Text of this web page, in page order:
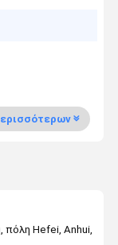
πόλη Hefei, Anhui,